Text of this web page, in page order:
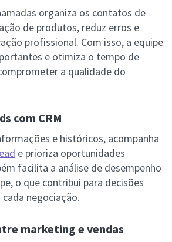
organiza os contatos de
de produtos, reduz erros e
profissional. Com isso, a equipe
e otimiza o tempo de
a qualidade do
com CRM
e históricos, acompanha
e prioriza oportunidades
facilita a análise de desempenho
o que contribui para decisões
negociação.
marketing e vendas